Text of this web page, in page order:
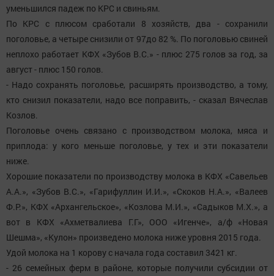
уменьшился падеж по КРС и свиньям.
По КРС с плюсом сработали 8 хозяйств, два - сохранили
поголовье, а четыре снизили от 97до 82 %. По поголовью свиней
неплохо работает КФХ «Зубов В.С.» - плюс 275 голов за год, за
август - плюс 150 голов.
- Надо сохранять поголовье, расширять производство, а тому,
кто снизил показатели, надо все поправить, - сказал Вячеслав
Козлов.
Поголовье очень связано с производством молока, мяса и
приплода: у кого меньше поголовье, у тех и эти показатели
ниже.
Хорошие показатели по производству молока в КФХ «Савельев
А.А.», «Зубов В.С.», «Гарифуллин И.И.», «Скоков Н.А.», «Валеев
Ф.Р.», КФХ «Архангельское», «Козлова М.И.», «Садыков М.Х.», а
вот в КФХ «Ахметвалиева Г.Г», ООО «Игенче», а/ф «Новая
Шешма», «Кулон» произведено молока ниже уровня 2015 года.
Удой молока на 1 корову с начала года составил 3421 кг.
- 26 семейных ферм в районе, которые получили субсидии от